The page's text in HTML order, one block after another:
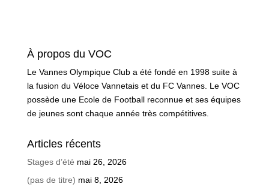
À propos du VOC
Le Vannes Olympique Club a été fondé en 1998 suite à
la fusion du Véloce Vannetais et du FC Vannes. Le VOC
possède une Ecole de Football reconnue et ses équipes
de jeunes sont chaque année très compétitives.
Articles récents
Stages d’été mai 26, 2026
(pas de titre) mai 8, 2026